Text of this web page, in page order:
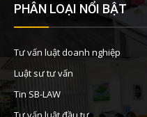
PHÂN LOẠI NỔI BẬT
Tư vấn luật doanh nghiệp
Luật sư tư vấn
Tin SB-LAW